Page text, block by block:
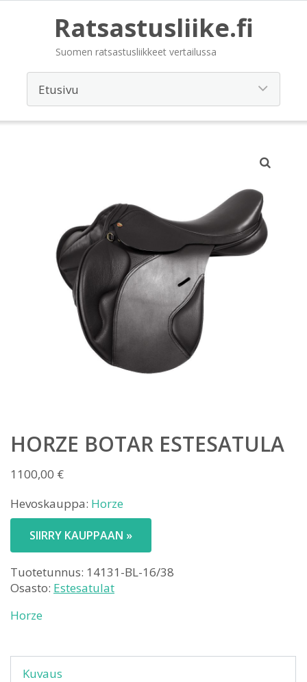
Ratsastusliike.fi
Suomen ratsastusliikkeet vertailussa
HORZE BOTAR ESTESATULA
1100,00 €
Hevoskauppa: Horze
SIIRRY KAUPPAAN »
Tuotetunnus: 14131-BL-16/38
Osasto: Estesatulat
Horze
Kuvaus